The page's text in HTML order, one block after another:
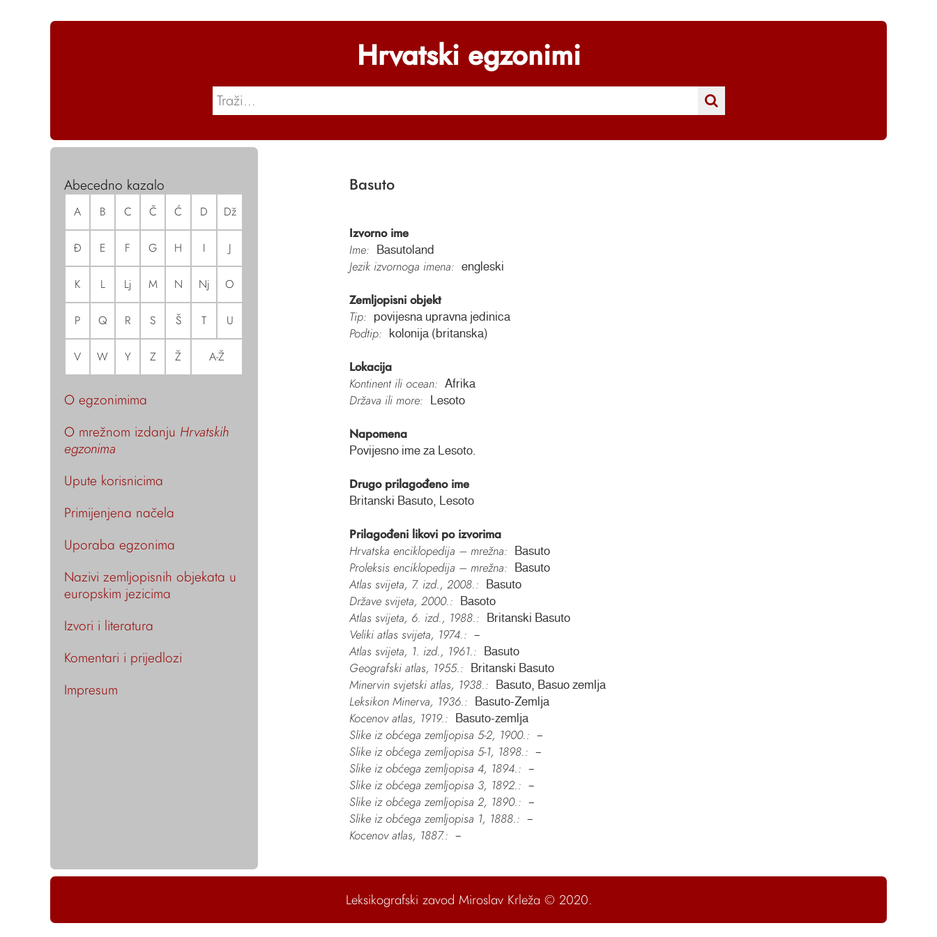
Hrvatski egzonimi
Abecedno kazalo
A B C Č Ć D Dž
Đ E F G H I J
K L Lj M N Nj O
P Q R S Š T U
V W Y Z Ž A-Ž
O egzonimima
O mrežnom izdanju Hrvatskih
egzonima
Upute korisnicima
Primijenjena načela
Uporaba egzonima
Nazivi zemljopisnih objekata u
europskim jezicima
Izvori i literatura
Komentari i prijedlozi
Impresum
Basuto
Izvorno ime
Ime:
Basutoland
Jezik izvornoga imena: engleski
Zemljopisni objekt
Tip:
povijesna upravna jedinica
Podtip: kolonija (britanska)
Lokacija
Kontinent ili ocean:
Afrika
Država ili more: Lesoto
Napomena
Povijesno ime za Lesoto.
Drugo prilagođeno ime
Britanski Basuto, Lesoto
Prilagođeni likovi po izvorima
Hrvatska enciklopedija – mrežna:
Basuto
Proleksis enciklopedija – mrežna: Basuto
Atlas svijeta, 7. izd., 2008.: Basuto
Države svijeta, 2000.: Basoto
Atlas svijeta, 6. izd., 1988.: Britanski Basuto
Veliki atlas svijeta, 1974.: –
Atlas svijeta, 1. izd., 1961.: Basuto
Geografski atlas, 1955.: Britanski Basuto
Minervin svjetski atlas, 1938.: Basuto, Basuo zemlja
Leksikon Minerva, 1936.: Basuto-Zemlja
Kocenov atlas, 1919.: Basuto-zemlja
Slike iz obćega zemljopisa 5-2, 1900.: –
Slike iz obćega zemljopisa 5-1, 1898.: –
Slike iz obćega zemljopisa 4, 1894.: –
Slike iz obćega zemljopisa 3, 1892.: –
Slike iz obćega zemljopisa 2, 1890.: –
Slike iz obćega zemljopisa 1, 1888.: –
Kocenov atlas, 1887.: –
Leksikografski zavod Miroslav Krleža © 2020.